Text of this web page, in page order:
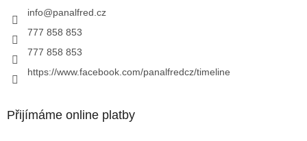
info@panalfred.cz
777 858 853
777 858 853
https://www.facebook.com/panalfredcz/timeline
Přijímáme online platby